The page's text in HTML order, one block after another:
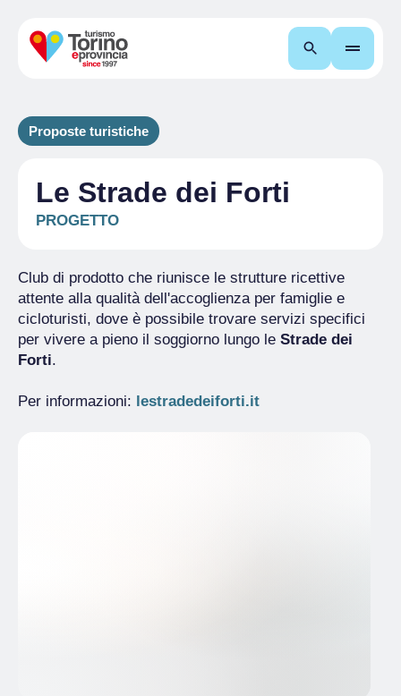
Cerca
Proposte turistiche
Le Strade dei Forti
PROGETTO
Club di prodotto che riunisce le strutture ricettive
attente alla qualità dell'accoglienza per famiglie e
cicloturisti, dove è possibile trovare servizi specifici
per vivere a pieno il soggiorno lungo le Strade dei
Forti.
Per informazioni: lestradedeiforti.it